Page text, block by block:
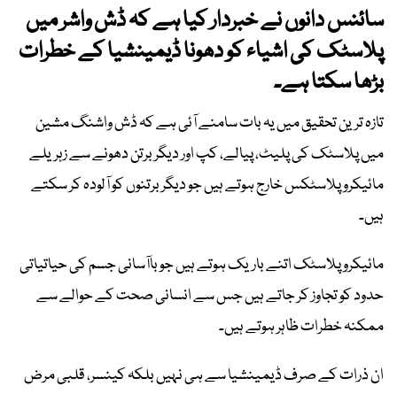
سائنس دانوں نے خبردار کیا ہے کہ ڈش واشر میں
پلاسٹک کی اشیاء کو دھونا ڈیمینشیا کے خطرات
بڑھا سکتا ہے۔
تازہ ترین تحقیق میں یہ بات سامنے آئی ہے کہ ڈش واشنگ مشین
میں پلاسٹک کی پلیٹ، پیالے، کپ اور دیگر برتن دھونے سے زہریلے
مائیکرو پلاسٹکس خارج ہوتے ہیں جو دیگر برتنوں کو آلودہ کر سکتے
ہیں۔
مائیکرو پلاسٹک اتنے باریک ہوتے ہیں جو باآسانی جسم کی حیاتیاتی
حدود کو تجاوز کر جاتے ہیں جس سے انسانی صحت کے حوالے سے
ممکنہ خطرات ظاہر ہوتے ہیں۔
ان ذرات کے صرف ڈیمینشیا سے ہی نہیں بلکہ کینسر، قلبی مرض